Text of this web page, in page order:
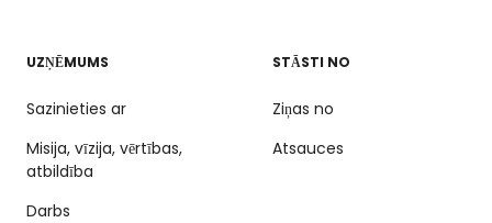
UZŅĒMUMS
Sazinieties ar
Misija, vīzija, vērtības,
atbildība
Darbs
STĀSTI NO
Ziņas no
Atsauces